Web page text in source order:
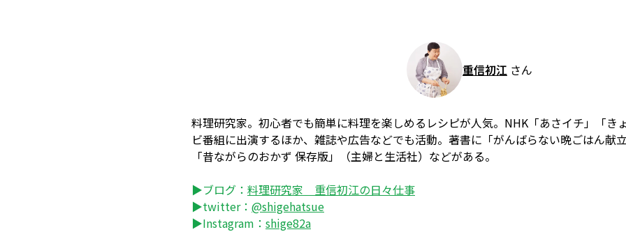
重信初江 さん
料理研究家。初心者でも簡単に料理を楽しめるレシピが人気。NHK「あさイチ」「き
ビ番組に出演するほか、雑誌や広告などでも活動。著書に「がんばらない晩ごはん献
「昔ながらのおかず 保存版」（主婦と生活社）などがある。
▶ブログ： 料理研究家 重信初江の日々仕事
▶twitter： @shigehatsue
▶Instagram： shige82a